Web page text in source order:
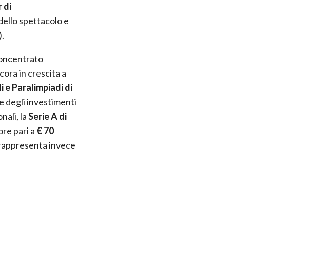
di
spettacolo e
in crescita a
e Paralimpiadi di
degli investimenti
laSerie A di
pari a € 70
invece